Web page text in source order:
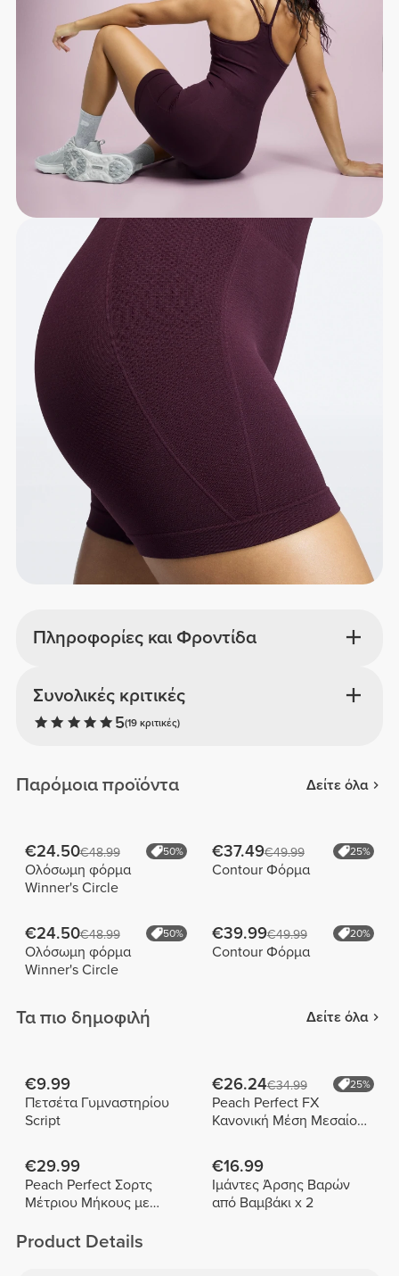
Πληροφορίες και Φροντίδα
Συνολικές κριτικές
5(19 κριτικές)
Παρόμοια προϊόντα Δείτε όλα
€24.50€48.99 50%
Ολόσωμη φόρμα
Winner's Circle
€37.49€49.99 25%
Contour Φόρμα
€24.50€48.99 50%
Ολόσωμη φόρμα
Winner's Circle
€39.99€49.99 20%
Contour Φόρμα
Τα πιο δημοφιλή Δείτε όλα
€9.99
Πετσέτα Γυμναστηρίου
Script
€26.24€34.99 25%
Peach Perfect FX
Κανονική Μέση Μεσαίου
€29.99
Peach Perfect Σορτς
Μέτριου Μήκους με
€16.99
Ιμάντες Άρσης Βαρών
από Βαμβάκι x 2
Product Details